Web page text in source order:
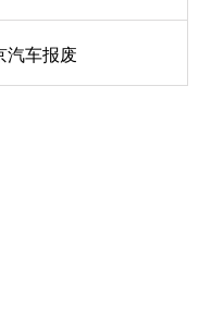
汽车报废